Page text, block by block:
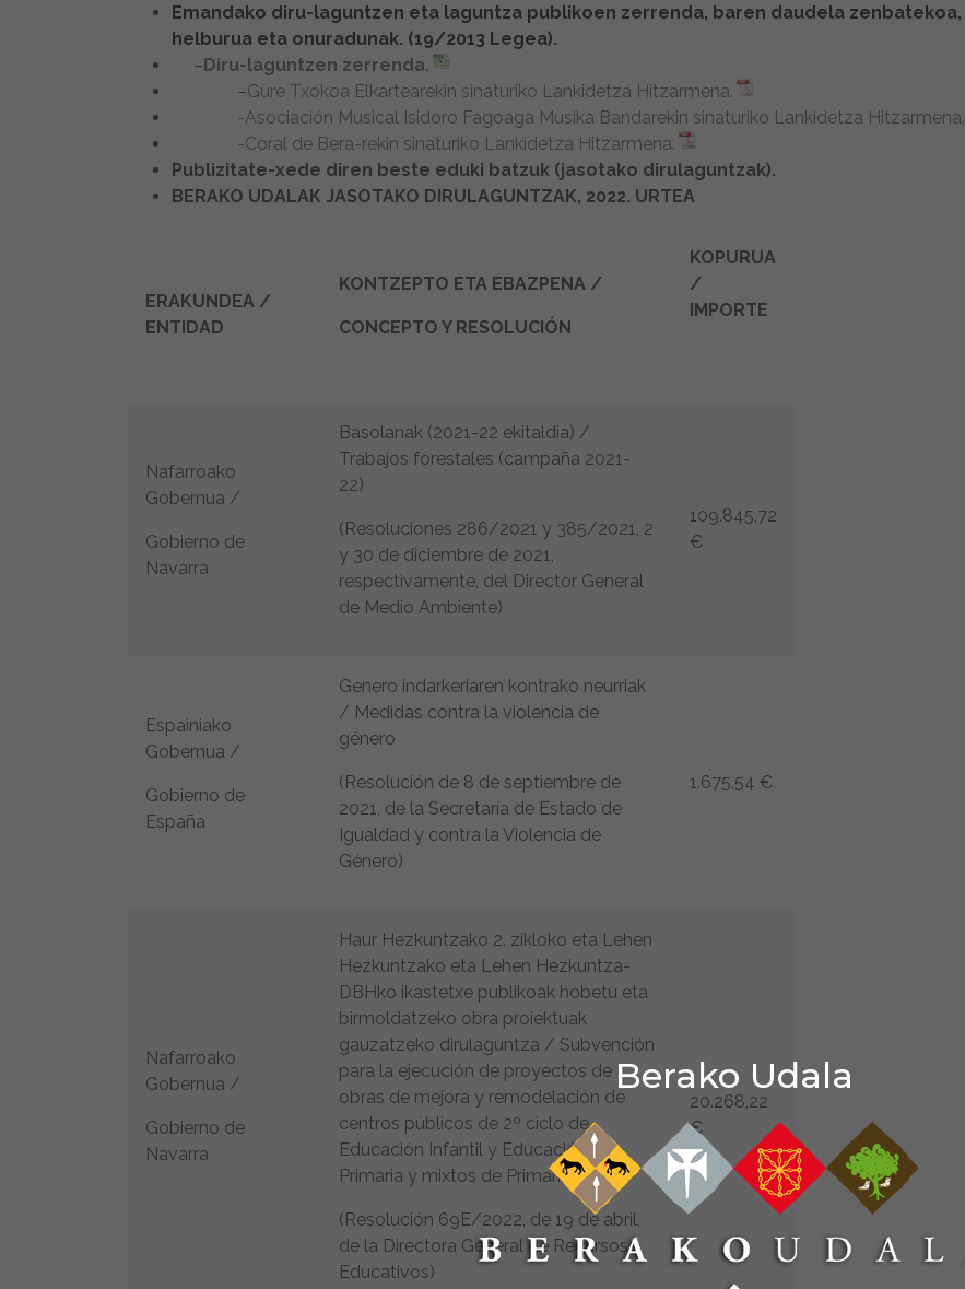
Berako Udala
Emandako diru-laguntzen eta laguntza publikoen zerrenda, baren daudela zenbatekoa,
helburua eta onuradunak. (19/2013 Legea).
–Diru-laguntzen zerrenda.
–Gure Txokoa Elkartearekin sinaturiko Lankidetza Hitzarmena.
-Asociación Musical Isidoro Fagoaga Musika Bandarekin sinaturiko Lankidetza Hitzarmena.
-Coral de Bera-rekin sinaturiko Lankidetza Hitzarmena.
Publizitate-xede diren beste eduki batzuk (jasotako dirulaguntzak).
BERAKO UDALAK JASOTAKO DIRULAGUNTZAK, 2022. URTEA
ERAKUNDEA /
ENTIDAD
KONTZEPTO ETA EBAZPENA /
CONCEPTO Y RESOLUCIÓN
KOPURUA
/
IMPORTE
Nafarroako
Gobernua /
Gobierno de
Navarra
Basolanak (2021-22 ekitaldia) /
Trabajos forestales (campaña 2021-
22)
(Resoluciones 286/2021 y 385/2021, 2
y 30 de diciembre de 2021,
respectivamente, del Director General
de Medio Ambiente)
109.845,72
€
Espainiako
Gobernua /
Gobierno de
España
Genero indarkeriaren kontrako neurriak
/ Medidas contra la violencia de
género
(Resolución de 8 de septiembre de
2021, de la Secretaría de Estado de
Igualdad y contra la Violencia de
Género)
1.675,54 €
Nafarroako
Gobernua /
Gobierno de
Navarra
Haur Hezkuntzako 2. zikloko eta Lehen
Hezkuntzako eta Lehen Hezkuntza-
DBHko ikastetxe publikoak hobetu eta
birmoldatzeko obra proiektuak
gauzatzeko dirulaguntza / Subvención
para la ejecución de proyectos de
obras de mejora y remodelación de
centros públicos de 2º ciclo de
Educación Infantil y Educación
Primaria y mixtos de Primaria-ESO
(Resolución 69E/2022, de 19 de abril,
de la Directora General de Recursos
Educativos)
20.268,22
€